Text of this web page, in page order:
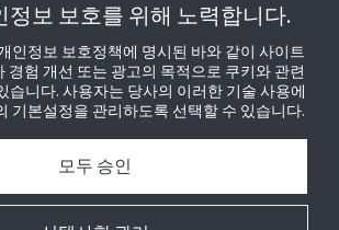
정보 보호를 위해 노력합니다.
인정보 보호정책에 명시된 바와 같이 사이트
경험 개선 또는 광고의 목적으로 쿠키와 관련
습니다. 사용자는 당사의 이러한 기술 사용에
기본설정을 관리하도록 선택할 수 있습니다.
모두 승인